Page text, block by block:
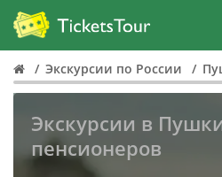
Экскурсии по России
Экскурсии в
пенсионеров